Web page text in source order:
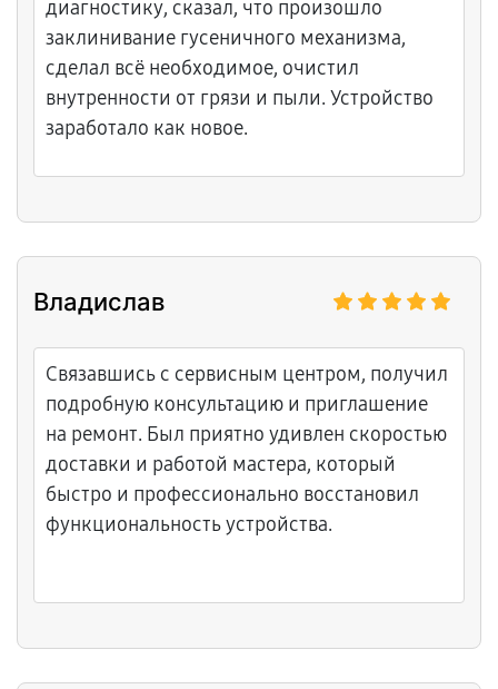
диагностику, сказал, что произошло
заклинивание гусеничного механизма,
сделал всё необходимое, очистил
внутренности от грязи и пыли. Устройство
заработало как новое.
Владислав
Связавшись с сервисным центром, получил
подробную консультацию и приглашение
на ремонт. Был приятно удивлен скоростью
доставки и работой мастера, который
быстро и профессионально восстановил
функциональность устройства.